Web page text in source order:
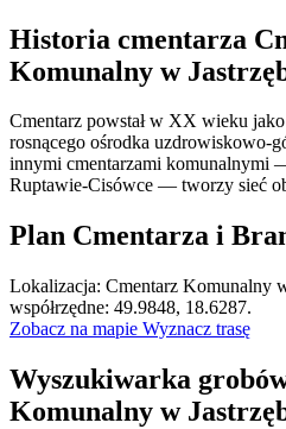
Historia cmentarza
Komunalny w
Cmentarz powstał w XX wieku
rosnącego ośrodka uzdrowiskowo-
innymi cmentarzami komunalnymi
Ruptawie-Cisówce — tworzy sieć
Plan Cmentarza i
Cmentarz Komunalny w
+
−
Lokalizacja: Cmentarz Komunalny
współrzędne: 49.9848, 18.6287.
Zobacz na mapie Wyznacz trasę
Wyszukiwarka
Komunalny w